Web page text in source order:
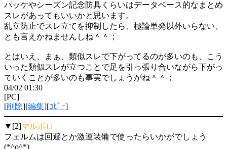
パッケやシーズン記念防具くらいはデータベース的なまとめ
スレがあってもいいかと思います。
乱立防止でスレ立てを抑制したら、極論単発以外いらない、
とも言えかねませんしね＾＾；
とはいえ、まぁ、類似スレで下がってるのが多いのも、こう
いった類似スレが立つことで足を引っ張り合いながら下がっ
ていくことが多いのも事実でしょうがね＾＾；
04/02 01:30
[PC]
[削除][編集][ｺﾋﾟｰ]
▼[2]マルボロ
フェルムは回避とか激運装備で使ったらいかがでしょう
(*^o^*)